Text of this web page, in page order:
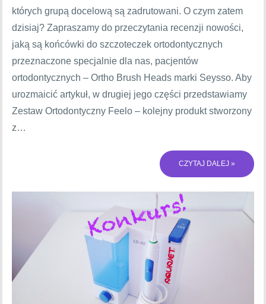
których grupą docelową są zadrutowani. O czym zatem
dzisiaj? Zapraszamy do przeczytania recenzji nowości,
jaką są końcówki do szczoteczek ortodontycznych
przeznaczone specjalnie dla nas, pacjentów
ortodontycznych – Ortho Brush Heads marki Seysso. Aby
urozmaicić artykuł, w drugiej jego części przedstawiamy
Zestaw Ortodontyczny Feelo – kolejny produkt stworzony
z…
CZYTAJ DALEJ »